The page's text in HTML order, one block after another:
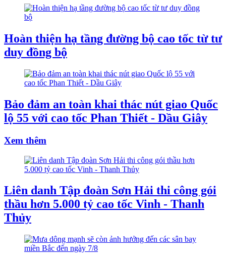
Hoàn thiện hạ tầng đường bộ cao tốc từ tư
duy đồng bộ
Bảo đảm an toàn khai thác nút giao Quốc
lộ 55 với cao tốc Phan Thiết - Dầu Giây
Xem thêm
Liên danh Tập đoàn Sơn Hải thi công gói
thầu hơn 5.000 tỷ cao tốc Vinh - Thanh
Thủy